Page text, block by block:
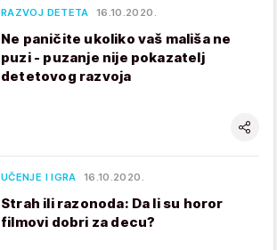
RAZVOJ DETETA 16.10.2020.
Ne paničite ukoliko vaš mališa ne
puzi - puzanje nije pokazatelj
detetovog razvoja
UČENJE I IGRA 16.10.2020.
Strah ili razonoda: Da li su horor
filmovi dobri za decu?